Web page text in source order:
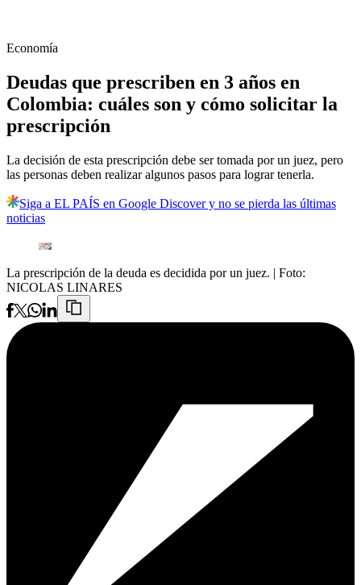
Economía
Deudas que prescriben en 3 años en
Colombia: cuáles son y cómo solicitar la
prescripción
La decisión de esta prescripción debe ser tomada por un juez, pero
las personas deben realizar algunos pasos para lograr tenerla.
Siga a EL PAÍS en Google Discover y no se pierda las últimas
noticias
La prescripción de la deuda es decidida por un juez. | Foto:
NICOLAS LINARES